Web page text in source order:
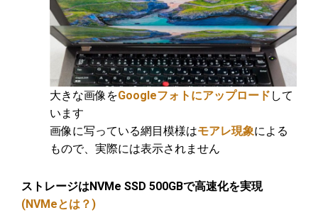
大きな画像をGoogleフォトにアップロード して
います
画像に写っている網目模様はモアレ現象による
もので、実際には表示されません
ストレージはNVMe SSD 500GBで高速化を実現
(NVMeとは？)